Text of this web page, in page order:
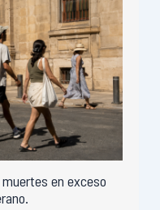
en exceso